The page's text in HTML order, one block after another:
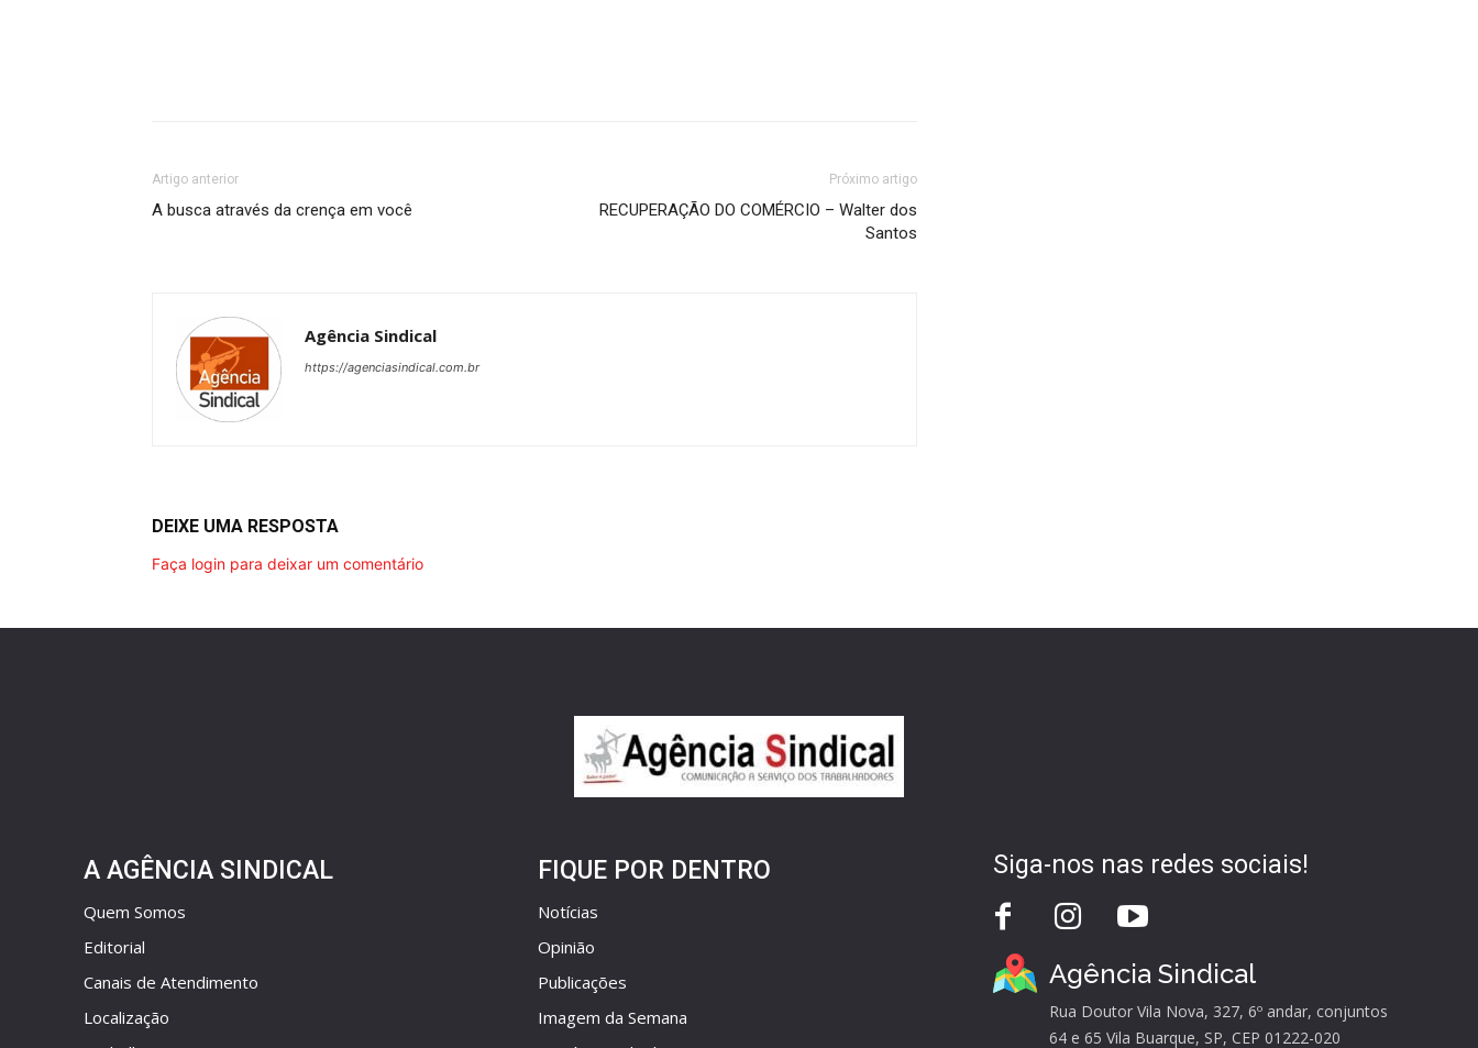
Artigo anterior
A busca através da crença em você
Próximo artigo
RECUPERAÇÃO DO COMÉRCIO – Walter dos
Santos
Agência Sindical
https://agenciasindical.com.br
DEIXE UMA RESPOSTA
Faça login para deixar um comentário
A AGÊNCIA SINDICAL
Quem Somos
Editorial
Canais de Atendimento
Localização
FIQUE POR DENTRO
Notícias
Opinião
Publicações
Imagem da Semana
Siga-nos nas redes sociais!
Agência Sindical
Rua Doutor Vila Nova, 327, 6º andar, conjuntos
64 e 65 Vila Buarque, SP, CEP 01222-020